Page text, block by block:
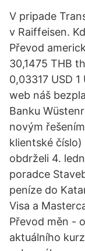
V pripade
v Raiffeisen.
Převod
30,1475 THB
0,03317 USD
web náš
Banku
novým
klientské
obdrželi 4.
poradce
peníze do
Visa a
Převod měn -
aktuálního